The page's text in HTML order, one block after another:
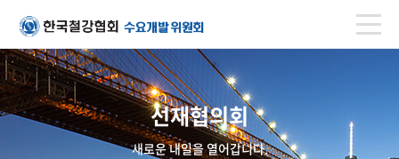
선재협의회
새로운 내일을 열어갑니다.